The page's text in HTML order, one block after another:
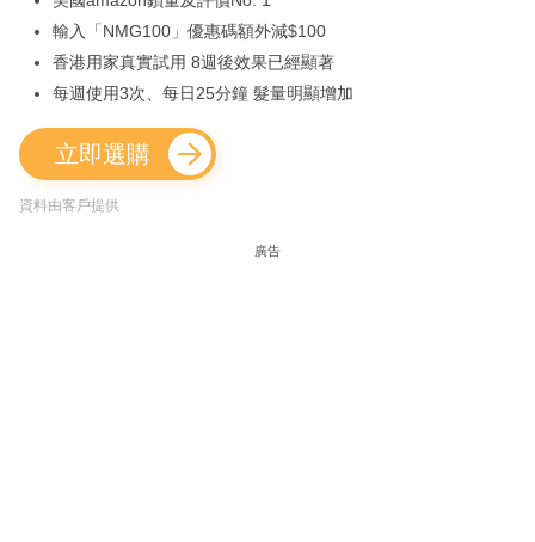
輸入「NMG100」優惠碼額外減$100
香港用家真實試用 8週後效果已經顯著
每週使用3次、每日25分鐘 髮量明顯增加
立即選購
資料由客戶提供
廣告